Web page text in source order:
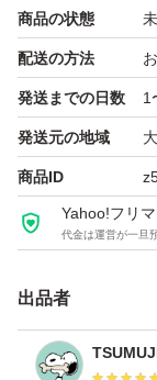
商品の状態
配送の方法
発送までの日数 1
発送元の地域
商品ID
Yahoo!フリ
代金は運営が一旦
出品者